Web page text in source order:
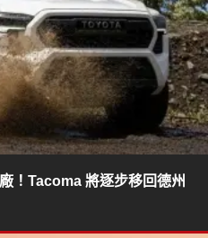
！Tacoma 將逐步移回德州